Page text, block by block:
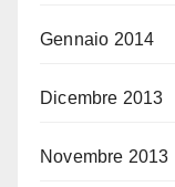
Gennaio 2014
Dicembre 2013
Novembre 2013